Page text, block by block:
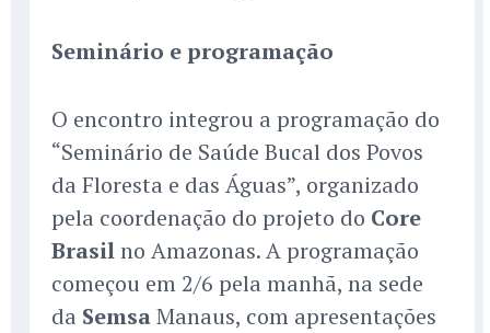
Seminário e programação
O encontro integrou a programação do
“Seminário de Saúde Bucal dos Povos
da Floresta e das Águas”, organizado
pela coordenação do projeto do Core
Brasilno Amazonas. A programação
começou em 2/6 pela manhã, na sede
da SemsaManaus, com apresentações